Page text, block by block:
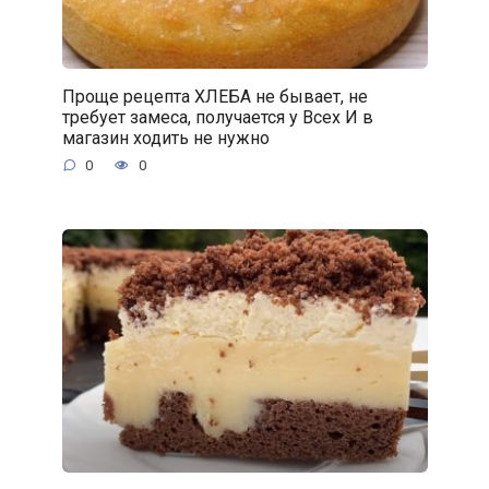
Проще рецепта ХЛЕБА не бывает, не
требует замеса, получается у Всех И в
магазин ходить не нужно
0 0